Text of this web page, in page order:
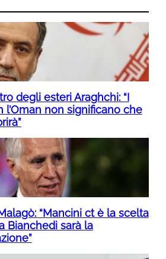
degli esteri Araghchi: “I
l’Oman non significano che
“Mancini ct è la scelta
Bianchedi sarà la